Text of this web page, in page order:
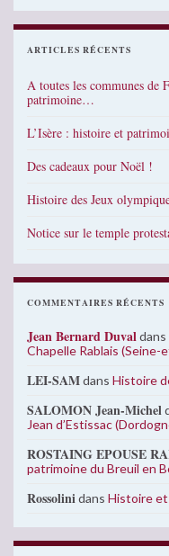
ARTICLES RÉCENTS
A toutes les communes de
patrimoine…
L’Isère : histoire et
Des cadeaux pour Noël !
Histoire des Jeux
Notice sur le temple
COMMENTAIRES RÉCENTS
Jean Bernard Duvaldans
Chapelle Rablais (Seine-
LEI-SAMdans Histoire
SALOMON Jean-Michel
Jean d’Estissac
ROSTAING EPOUSE
patrimoine du Breuil en
Rossolinidans Histoire et